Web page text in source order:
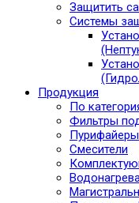
Защитить
Системы
Продукция
По
Фильтры
Пурифайеры
Смесители